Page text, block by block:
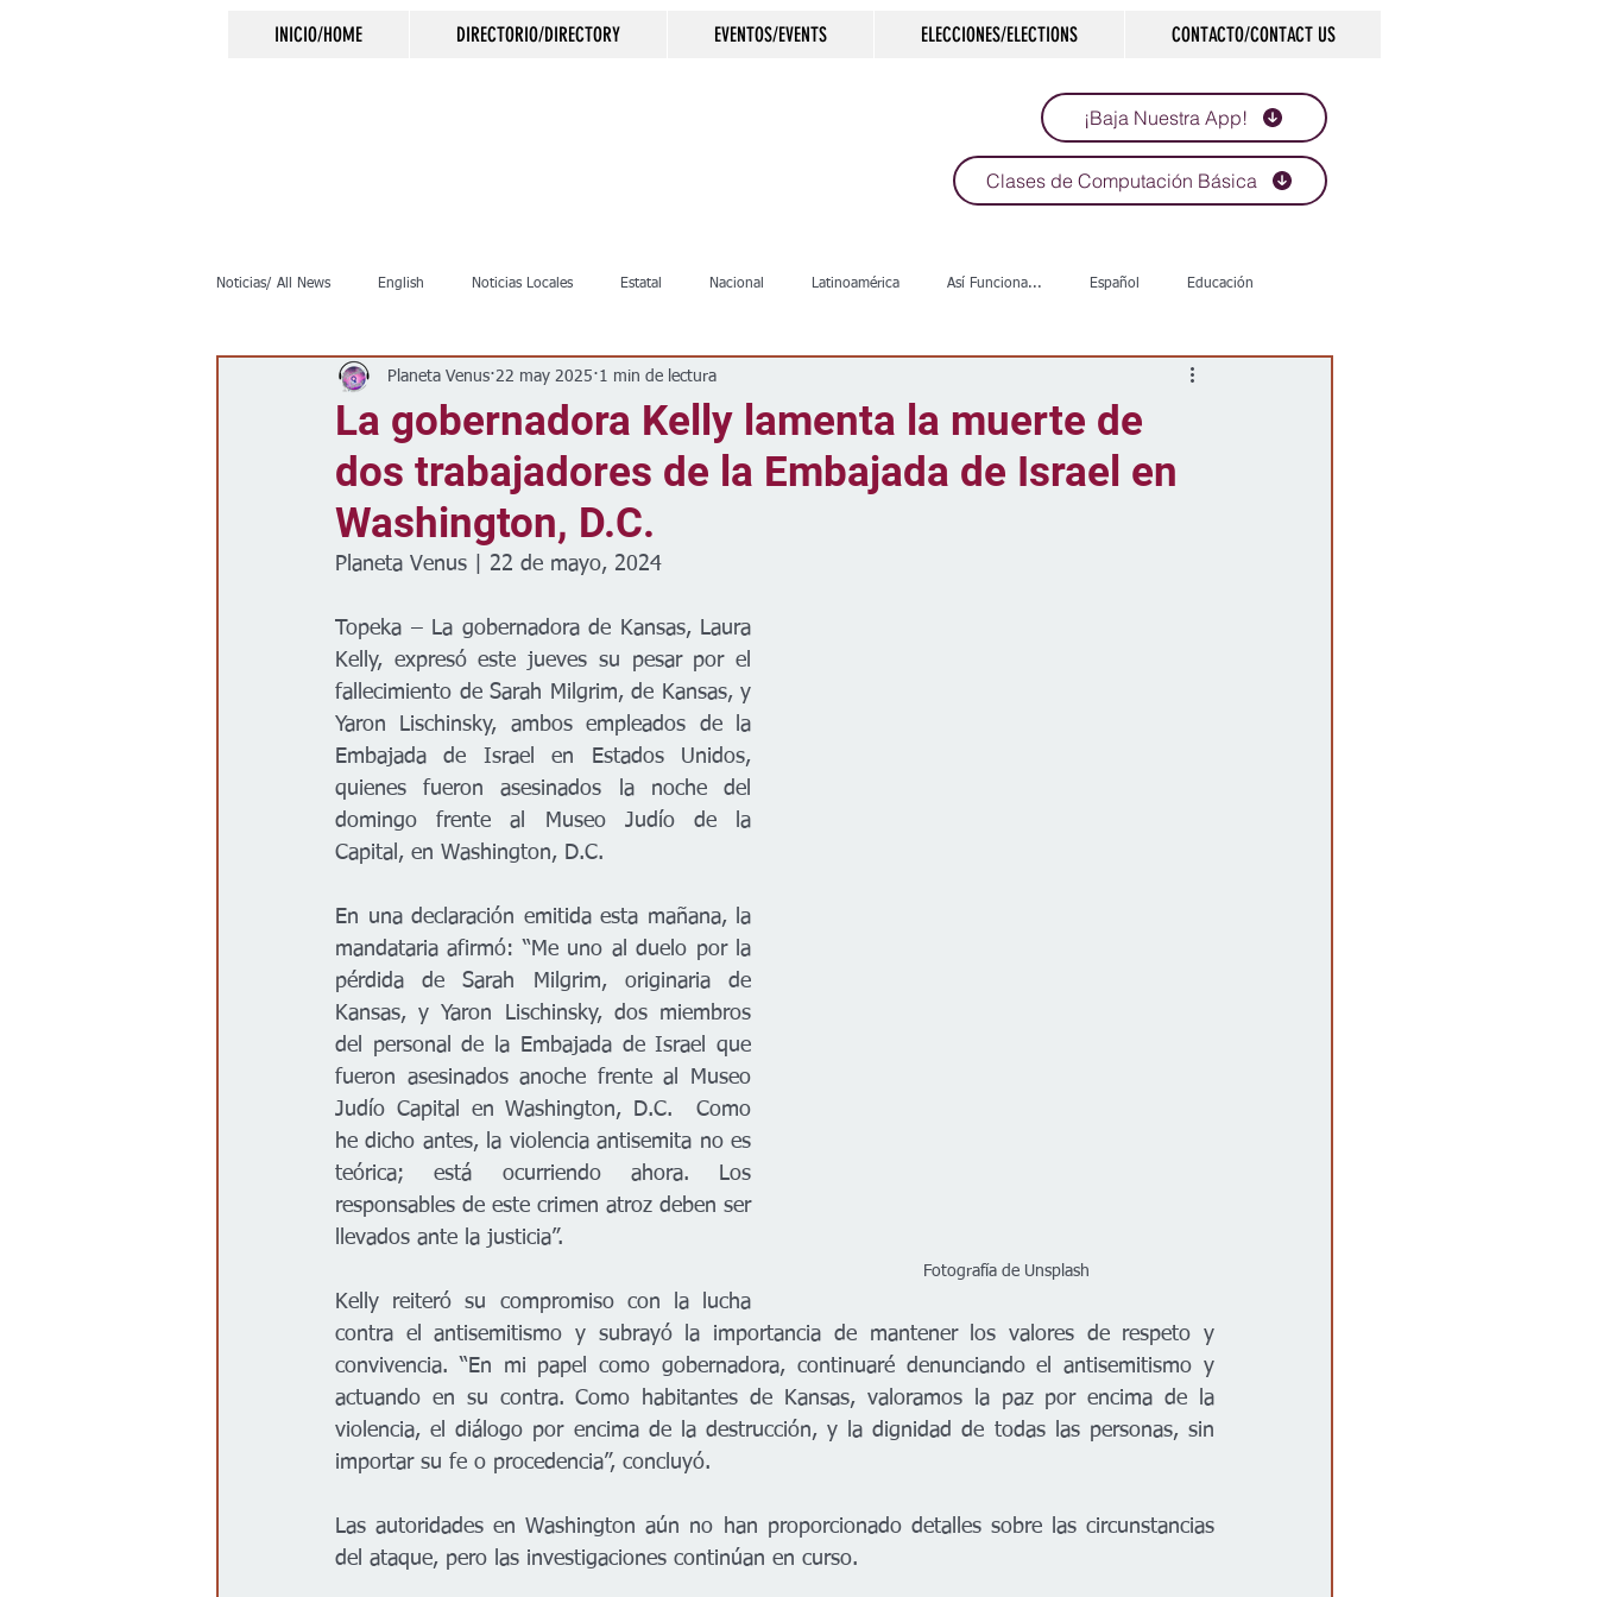
INICIO/HOME DIRECTORIO/DIRECTORY EVENTOS/EVENTS ELECCIONES/ELECTIONS CONTACTO/CONTACT US
¡Baja Nuestra App!
Clases de Computación Básica
Noticias/ All News English Noticias Locales Estatal Nacional Latinoamérica Así Funciona... Español Educación
Inmigración Crimen Negocios Salud Arte & Cultura
Clima Vivienda Escuelas Calles Desamparados Carreteras Comunidad Historias que inspiran
Espectáculos
La gobernadora Kelly lamenta la muerte de
dos trabajadores de la Embajada de Israel en
Washington, D.C.
Planeta Venus 22 may 2025 1 min de lectura
Planeta Venus | 22 de mayo, 2024
Fotografía de Unsplash
Topeka – La gobernadora de Kansas, Laura
Kelly, expresó este jueves su pesar por el
fallecimiento de Sarah Milgrim, de Kansas, y
Yaron Lischinsky, ambos empleados de la
Embajada de Israel en Estados Unidos,
quienes fueron asesinados la noche del
domingo frente al Museo Judío de la
Capital, en Washington, D.C.
En una declaración emitida esta mañana, la
mandataria afirmó: “Me uno al duelo por la
pérdida de Sarah Milgrim, originaria de
Kansas, y Yaron Lischinsky, dos miembros
del personal de la Embajada de Israel que
fueron asesinados anoche frente al Museo
Judío Capital en Washington, D.C.
Como
he dicho antes, la violencia antisemita no es
teórica; está ocurriendo ahora. Los
responsables de este crimen atroz deben ser
llevados ante la justicia”.
Kelly reiteró su compromiso con la lucha
contra el antisemitismo y subrayó la importancia de mantener los valores de respeto y
convivencia. “En mi papel como gobernadora, continuaré denunciando el antisemitismo y
actuando en su contra. Como habitantes de Kansas, valoramos la paz por encima de la
violencia, el diálogo por encima de la destrucción, y la dignidad de todas las personas, sin
importar su fe o procedencia”, concluyó.
Las autoridades en Washington aún no han proporcionado detalles sobre las circunstancias
del ataque, pero las investigaciones continúan en curso.